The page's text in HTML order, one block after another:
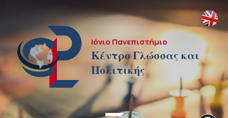
Ιόνιο Πανεπιστήμιο
Κέντρο Γλώσσας και
Πολιτικής